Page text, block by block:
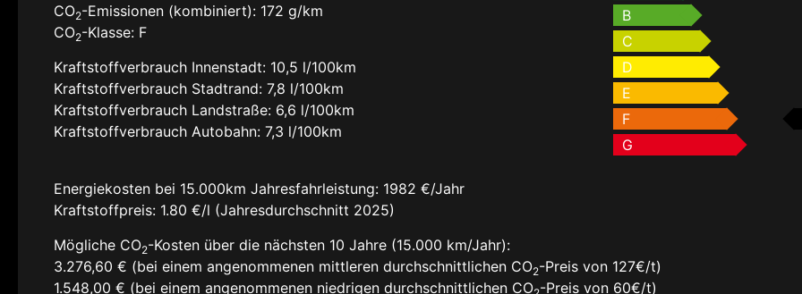
CO2-Emissionen (kombiniert): 172 g/km
CO2-Klasse: F
Kraftstoffverbrauch Innenstadt: 10,5 l/100km
Kraftstoffverbrauch Stadtrand: 7,8 l/100km
Kraftstoffverbrauch Landstraße: 6,6 l/100km
Kraftstoffverbrauch Autobahn: 7,3 l/100km
B
C
D
E
F
G
Energiekosten bei 15.000km Jahresfahrleistung: 1982 €/Jahr
Kraftstoffpreis: 1.80 €/l (Jahresdurchschnitt 2025)
Mögliche CO2-Kosten über die nächsten 10 Jahre (15.000 km/Jahr):
3.276,60 € (bei einem angenommenen mittleren durchschnittlichen CO2-Preis von 127€/t)
1.548,00 € (bei einem angenommenen niedrigen durchschnittlichen CO -Preis von 60€/t)